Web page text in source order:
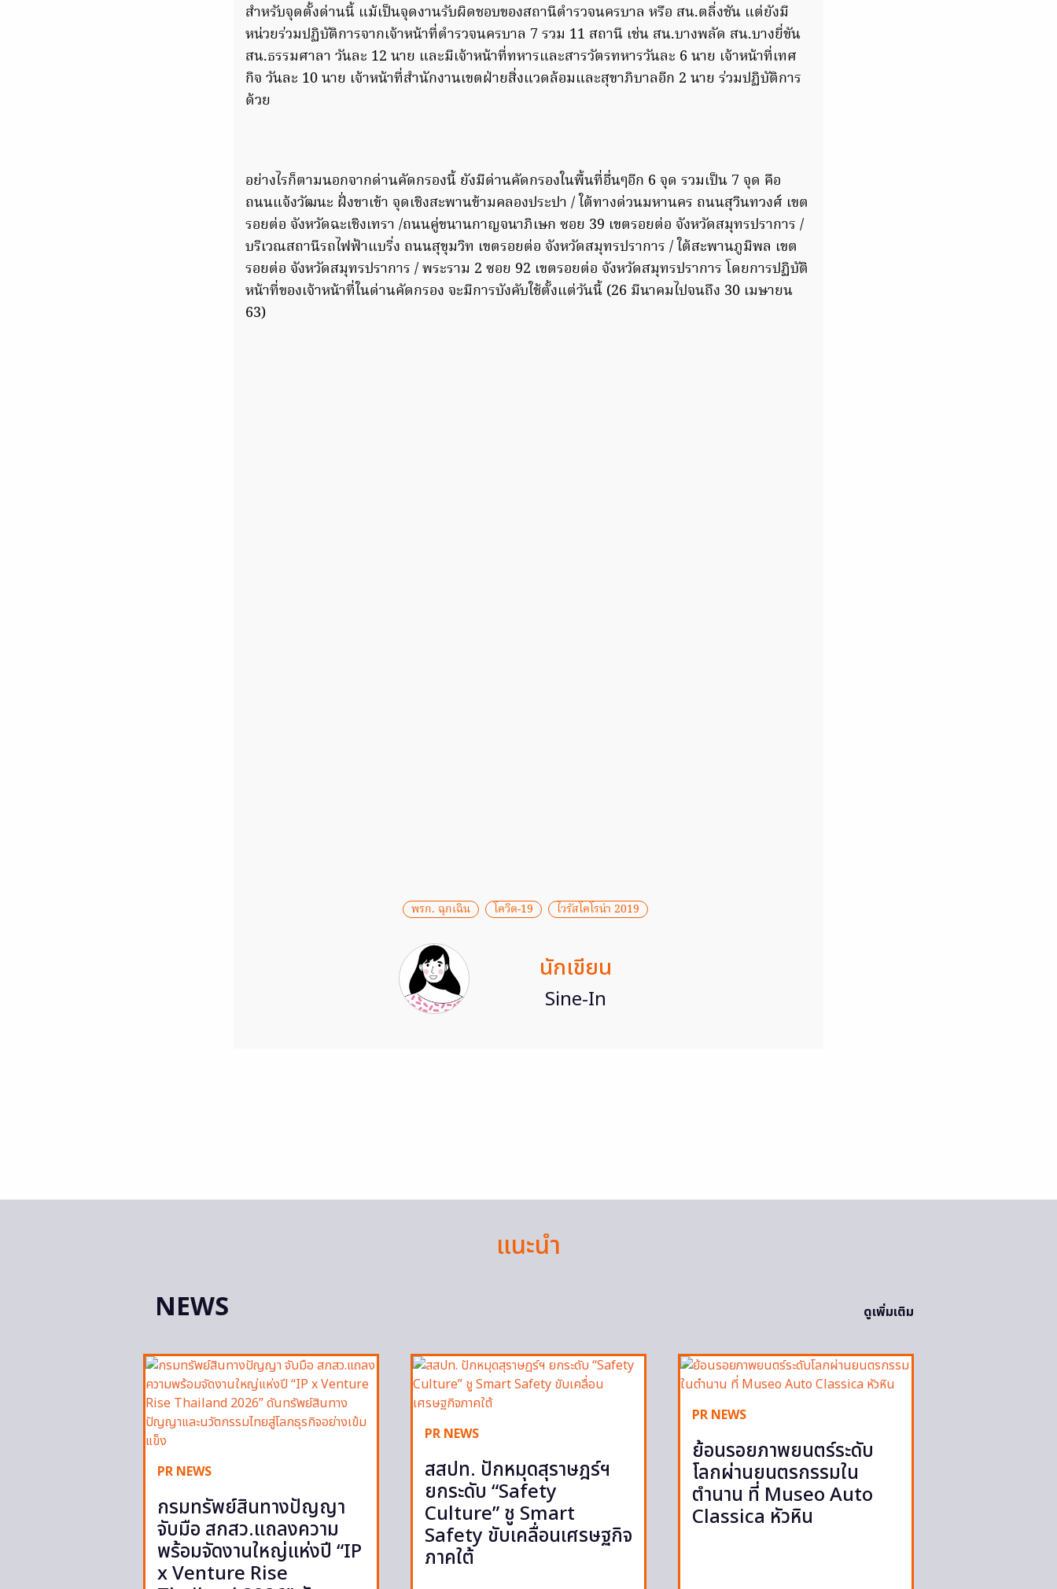
สำหรับจุดตั้งด่านนี้ แม้เป็นจุดงานรับผิดชอบของสถานีตำรวจนครบาล หรือ สน.ตลิ่งชัน แต่ยังมี
หน่วยร่วมปฏิบัติการจากเจ้าหน้าที่ตำรวจนครบาล 7 รวม 11 สถานี เช่น สน.บางพลัด สน.บางยี่ขัน
สน.ธรรมศาลา วันละ 12 นาย และมีเจ้าหน้าที่ทหารและสารวัตรทหารวันละ 6 นาย เจ้าหน้าที่เทศ
กิจ วันละ 10 นาย เจ้าหน้าที่สำนักงานเขตฝ่ายสิ่งแวดล้อมและสุขาภิบาลอีก 2 นาย ร่วมปฏิบัติการ
ด้วย
อย่างไรก็ตามนอกจากด่านคัดกรองนี้ ยังมีด่านคัดกรองในพื้นที่อื่นๆอีก 6 จุด รวมเป็น 7 จุด คือ
ถนนแจ้งวัฒนะ ฝั่งขาเข้า จุดเชิงสะพานข้ามคลองประปา / ใต้ทางด่วนมหานคร ถนนสุวินทวงศ์ เขต
รอยต่อ จังหวัดฉะเชิงเทรา /ถนนคู่ขนานกาญจนาภิเษก ซอย 39 เขตรอยต่อ จังหวัดสมุทรปราการ /
บริเวณสถานีรถไฟฟ้าแบริ่ง ถนนสุขุมวิท เขตรอยต่อ จังหวัดสมุทรปราการ / ใต้สะพานภูมิพล เขต
รอยต่อ จังหวัดสมุทรปราการ / พระราม 2 ซอย 92 เขตรอยต่อ จังหวัดสมุทรปราการ โดยการปฏิบัติ
หน้าที่ของเจ้าหน้าที่ในด่านคัดกรอง จะมีการบังคับใช้ตั้งแต่วันนี้ (26 มีนาคมไปจนถึง 30 เมษายน
63)
พรก. ฉุกเฉิน โควิด-19 ไวรัสโคโรน่า 2019
นักเขียน
Sine-In
แนะนำ
NEWS
ดูเพิ่มเติม
PR NEWS
กรมทรัพย์สินทางปัญญา
จับมือ สกสว.แถลงความ
พร้อมจัดงานใหญ่แห่งปี “IP
x Venture Rise
PR NEWS
สสปท. ปักหมุดสุราษฎร์ฯ
ยกระดับ “Safety
Culture” ชู Smart
Safety ขับเคลื่อนเศรษฐกิจ
ภาคใต้
PR NEWS
ย้อนรอยภาพยนตร์ระดับ
โลกผ่านยนตรกรรมใน
ตำนาน ที่ Museo Auto
Classica หัวหิน